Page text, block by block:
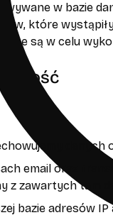
w bazie
które
są w celu
email oraz
z zawartych tam
bazie adresów